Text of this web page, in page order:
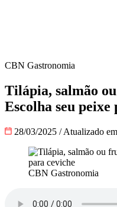
CBN Gastronomia
Tilápia, salmão
Escolha seu peixe
28/03/2025 / Atualizado
CBN Gastronomia